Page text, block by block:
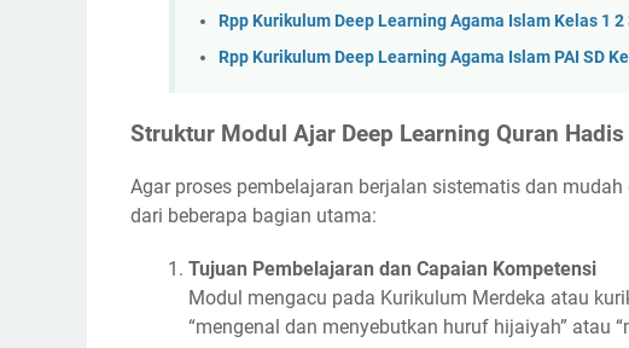
Rpp Kurikulum Deep Learning Agama Islam Kelas 1 2
Rpp Kurikulum Deep Learning Agama Islam PAI SD
Struktur Modul Ajar Deep Learning Quran Hadis
Agar proses pembelajaran berjalan sistematis dan
dari beberapa bagian utama:
Tujuan Pembelajaran dan Capaian Kompetensi
Modul mengacu pada Kurikulum Merdeka atau
“mengenal dan menyebutkan huruf hijaiyah” atau